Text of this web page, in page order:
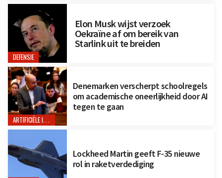
DEFENSIE
Elon Musk wijst verzoek
Oekraïne af om bereik van
Starlink uit te breiden
ARTIFICIËLE INTELLIGENTIE
Denemarken verscherpt schoolregels
om academische oneerlijkheid door AI
tegen te gaan
Lockheed Martin geeft F-35 nieuwe
rol in raketverdediging